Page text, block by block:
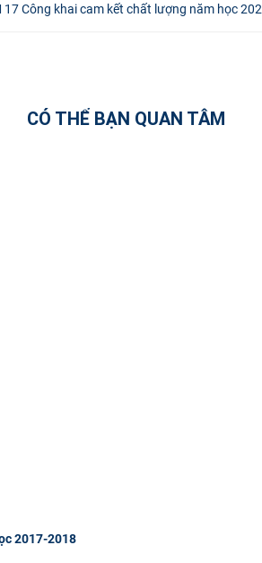
17 Công khai cam kết chất lượng năm học
CÓ THỂ BẠN QUAN TÂM
2017-2018